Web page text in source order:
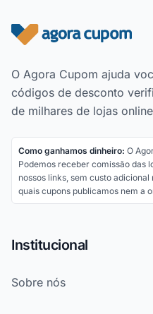
Rodapé do site
O Agora Cupom ajuda
códigos de desconto
de milhares de lojas
Como ganhamos dinheiro: O
Podemos receber comissão das
nossos links, sem custo
quais cupons publicamos nem a
Institucional
Sobre nós